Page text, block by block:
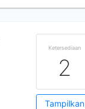
Ketersediaan
2
Tampilkan